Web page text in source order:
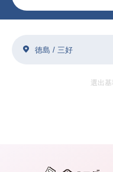
徳島 / 三好
選出